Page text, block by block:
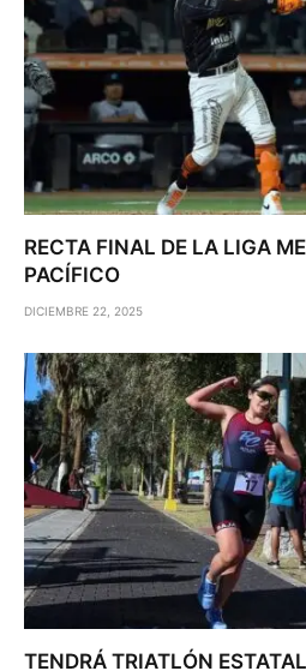
RECTA FINAL DE LA LIGA
PACÍFICO
DICIEMBRE 22, 2025
TENDRÁ TRIATLÓN